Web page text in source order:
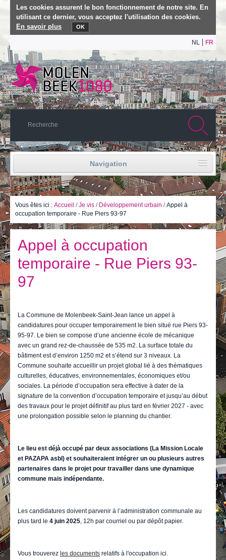
Les cookies assurent le bon fonctionnement de notre site. En
utilisant ce dernier, vous acceptez l'utilisation des cookies.
En savoir plus
OK
NL FR
Navigation
Accueil
Vie politique
Je vis
Je visite
Publications
E-guichet / Prendre RDV
Actualités
Vous êtes ici : Accueil /Je vis / Développement urbain /Appel à
occupation temporaire - Rue Piers 93-97
Appel à occupation
temporaire - Rue Piers 93-
97
La Commune de Molenbeek-Saint-Jean lance un appel à
candidatures pour occuper temporairement le bien situé rue Piers 93-
95-97. Le bien se compose d’une ancienne école de mécanique
avec un grand rez-de-chaussée de 535 m2. La surface totale du
bâtiment est d’environ 1250 m2 et s’étend sur 3 niveaux. La
Commune souhaite accueillir un projet global lié à des thématiques
culturelles, éducatives, environnementales, économiques et/ou
sociales. La période d’occupation sera effective à dater de la
signature de la convention d’occupation temporaire et jusqu’au début
des travaux pour le projet définitif au plus tard en février 2027 - avec
une prolongation possible selon le planning du chantier.
Le lieu est déjà occupé par deux associations (La Mission Locale
et PAZAPA asbl) et souhaiteraient intégrer un ou plusieurs autres
partenaires dans le projet pour travailler dans une dynamique
commune mais indépendante.
Les candidatures doivent parvenir à l’administration communale au
plus tard le 4 juin 2025, 12h par courriel ou par dépôt papier.
Vous trouverez les documents relatifs à l'occupation ici.